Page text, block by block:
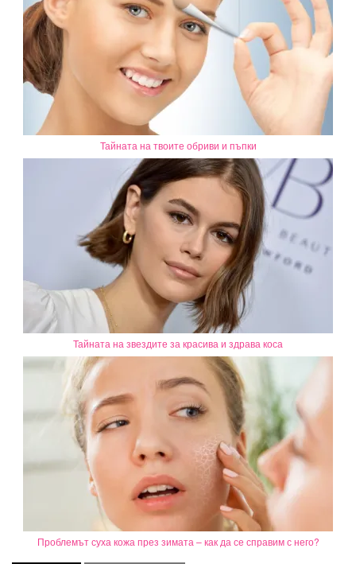
Тайната на твоите обриви и пъпки
Тайната на звездите за красива и здрава коса
Проблемът суха кожа през зимата – как да се справим с него?